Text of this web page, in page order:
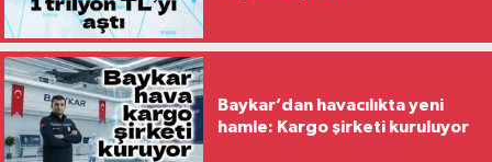
Baykar’dan havacılıkta yeni
hamle: Kargo şirketi kuruluyor